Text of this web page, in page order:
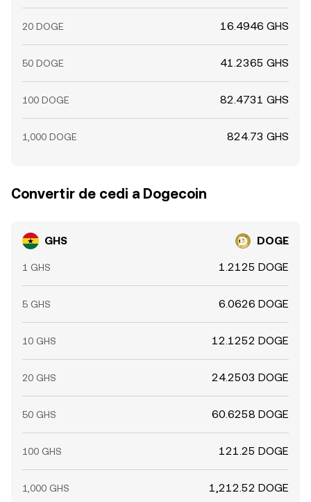
20 DOGE 16.4946 GHS
50 DOGE 41.2365 GHS
100 DOGE 82.4731 GHS
1,000 DOGE 824.73 GHS
Convertir de cedi a Dogecoin
GHS DOGE
1 GHS 1.2125 DOGE
5 GHS 6.0626 DOGE
10 GHS 12.1252 DOGE
20 GHS 24.2503 DOGE
50 GHS 60.6258 DOGE
100 GHS 121.25 DOGE
1,000 GHS 1,212.52 DOGE